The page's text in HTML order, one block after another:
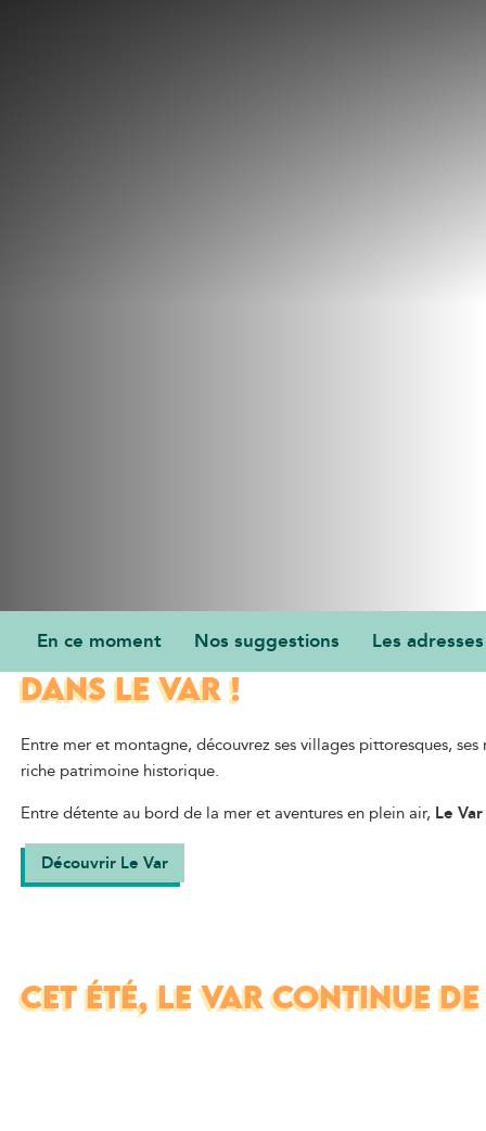
En ce moment Nos suggestions Les
DANS LE VAR !
Entre mer et montagne, découvrez ses villages pittoresques,
riche patrimoine historique.
Entre détente au bord de la mer et aventures en plein air, Le Var
Découvrir Le Var
CET ÉTÉ, LE VAR CONTINUE